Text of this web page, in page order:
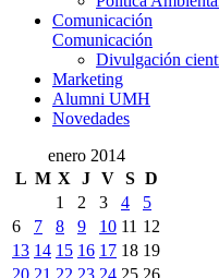
Comunicación
Comunicación
Divulgación
Marketing
Alumni UMH
Novedades
enero 2014
L M X J V S D
1
2 3 4
5
6
7 8 9 10 11 12
13 14 15 16 17 18 19
20 21 22 23 24 25 26